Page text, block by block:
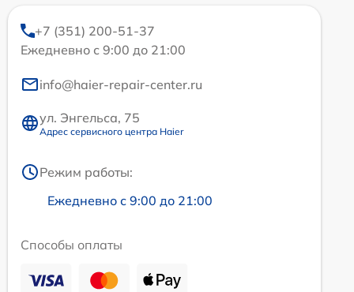
+7 (351) 200-51-37
Ежедневно с 9:00 до 21:00
info@haier-repair-center.ru
ул. Энгельса, 75
Адрес сервисного центра Haier
Режим работы:
Ежедневно с 9:00 до 21:00
Способы оплаты